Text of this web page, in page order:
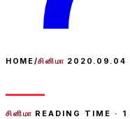
HOME/சினிமா 2020.09.04
சினிமா READING TIME · 1